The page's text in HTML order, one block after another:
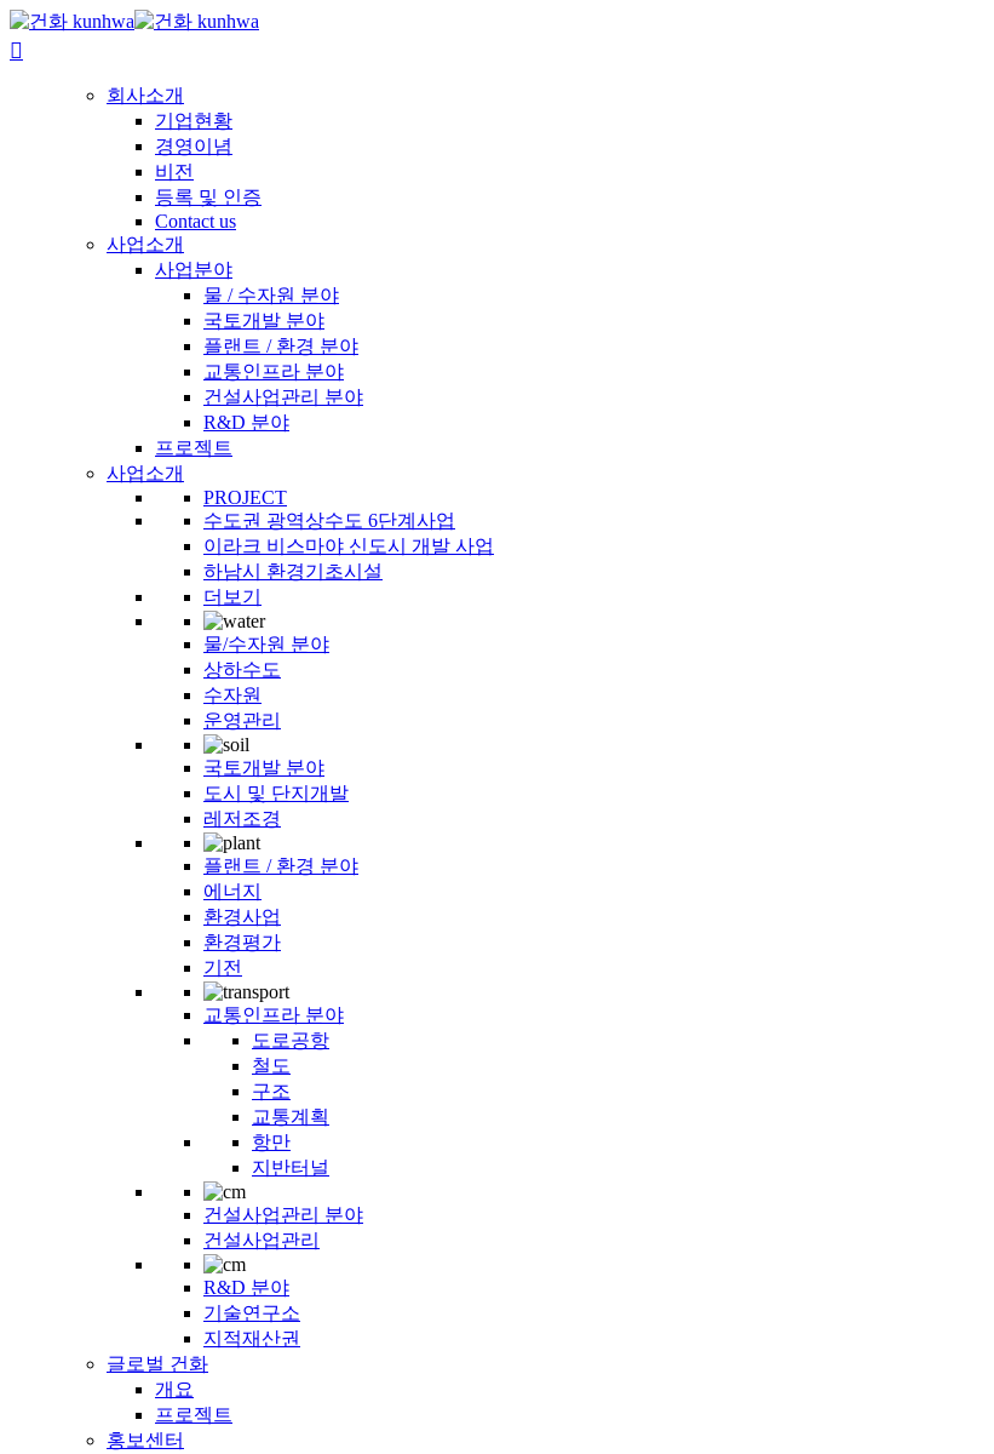
검색하려면 Enter 키를 누르고 닫으려면 ESC 키를 누르세요.
회사소개
기업현황
경영이념
비전
등록 및 인증
Contact us
사업소개
사업분야
물 / 수자원 분야
국토개발 분야
플랜트 / 환경 분야
교통인프라 분야
건설사업관리 분야
R&D 분야
프로젝트
사업소개
PROJECT
수도권 광역상수도 6단계사업
이라크 비스마야 신도시 개발 사업
하남시 환경기초시설
더보기
물/수자원 분야
상하수도
수자원
운영관리
국토개발 분야
도시 및 단지개발
레저조경
플랜트 / 환경 분야
에너지
환경사업
환경평가
기전
교통인프라 분야
도로공항
철도
구조
교통계획
항만
지반터널
건설사업관리 분야
건설사업관리
R&D 분야
기술연구소
지적재산권
글로벌 건화
개요
프로젝트
홍보센터